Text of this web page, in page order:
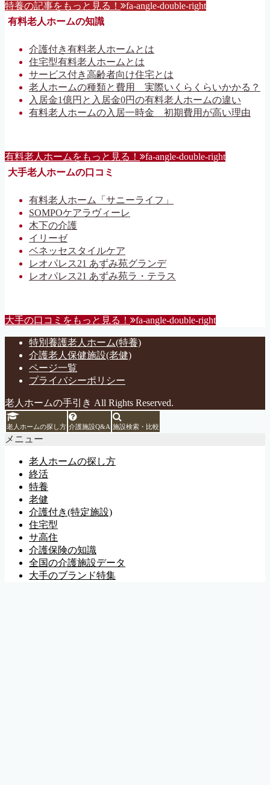
特養の記事をもっと見る！ fa-angle-double-right
有料老人ホームの知識
介護付き有料老人ホームとは
住宅型有料老人ホームとは
サービス付き高齢者向け住宅とは
老人ホームの種類と費用 実際いくらくらいかかる？
入居金1億円と入居金0円の有料老人ホームの違い
有料老人ホームの入居一時金 初期費用が高い理由
有料老人ホームをもっと見る！ fa-angle-double-right
大手老人ホームの口コミ
有料老人ホーム「サニーライフ」
SOMPOケアラヴィーレ
木下の介護
イリーゼ
ベネッセスタイルケア
レオパレス21 あずみ苑グランデ
レオパレス21 あずみ苑ラ・テラス
大手の口コミをもっと見る！ fa-angle-double-right
特別養護老人ホーム(特養)
介護老人保健施設(老健)
ページ一覧
プライバシーポリシー
老人ホームの手引き All Rights Reserved.
老人ホームの探し方 介護施設Q&A 施設検索・比較
メニュー
老人ホームの探し方
終活
特養
老健
介護付き(特定施設)
住宅型
サ高住
介護保険の知識
全国の介護施設データ
大手のブランド特集